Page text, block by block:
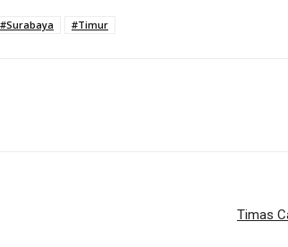
#Surabaya #Timur
Timas